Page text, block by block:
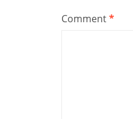
Comment*